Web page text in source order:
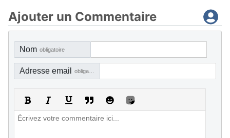
Ajouter un Commentaire
Nom obligatoire
Adresse email